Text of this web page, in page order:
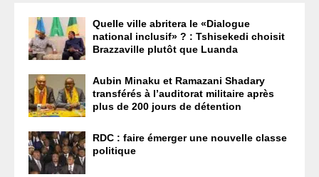
Quelle ville abritera le «Dialogue
national inclusif» ? : Tshisekedi choisit
Brazzaville plutôt que Luanda
Aubin Minaku et Ramazani Shadary
transférés à l’auditorat militaire après
plus de 200 jours de détention
RDC : faire émerger une nouvelle classe
politique